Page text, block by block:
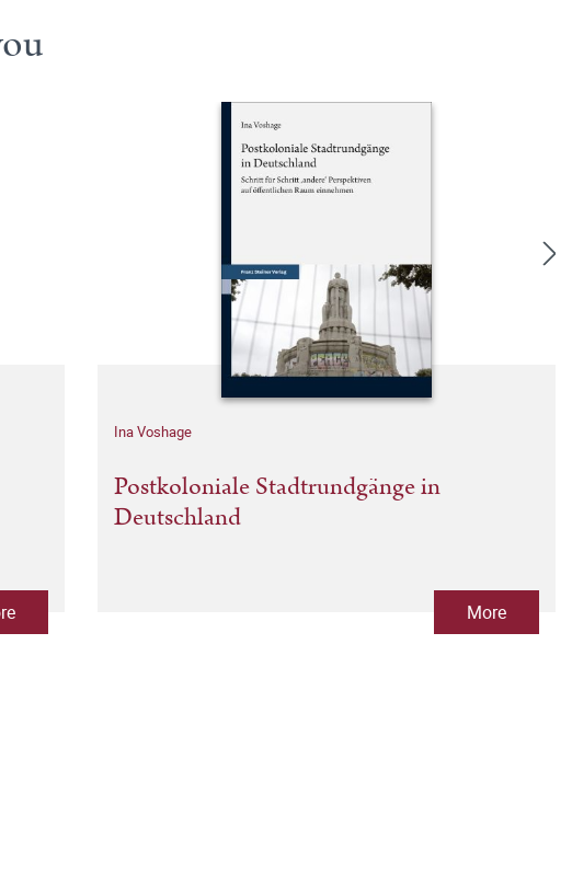
Ina Voshage
Postkoloniale Stadtrundgänge in
Deutschland
More